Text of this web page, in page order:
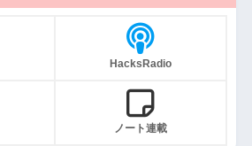
HacksRadio
ノート連載